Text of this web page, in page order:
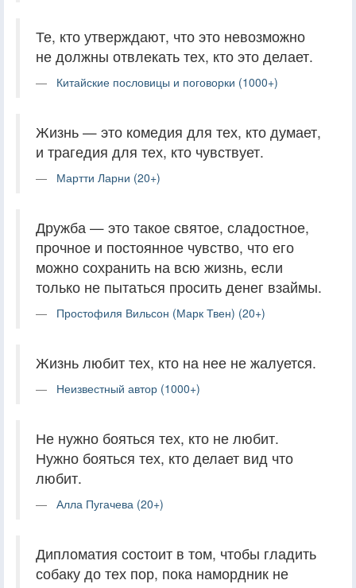
Те, кто утверждают, что это невозможно
не должны отвлекать тех, кто это делает.
Китайские пословицы и поговорки (1000+)
Жизнь — это комедия для тех, кто думает,
и трагедия для тех, кто чувствует.
Мартти Ларни (20+)
Дружба — это такое святое, сладостное,
прочное и постоянное чувство, что его
можно сохранить на всю жизнь, если
только не пытаться просить денег взаймы.
Простофиля Вильсон (Марк Твен) (20+)
Жизнь любит тех, кто на нее не жалуется.
Неизвестный автор (1000+)
Не нужно бояться тех, кто не любит.
Нужно бояться тех, кто делает вид что
любит.
Алла Пугачева (20+)
Дипломатия состоит в том, чтобы гладить
собаку до тех пор, пока намордник не